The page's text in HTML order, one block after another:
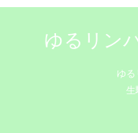
ゆるリン
ゆ
生